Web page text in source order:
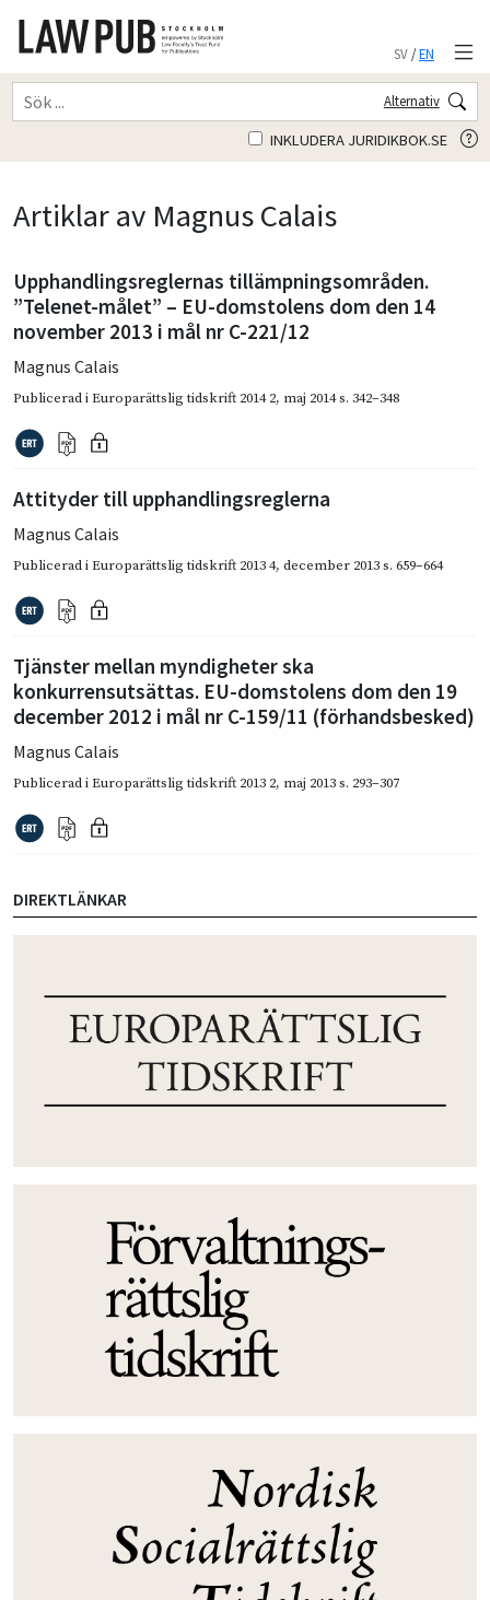
SV/EN
Alternativ
INKLUDERA JURIDIKBOK.SE
Artiklar av Magnus Calais
Upphandlingsreglernas tillämpningsområden.
”Telenet-målet” – EU-domstolens dom den 14
november 2013 i mål nr C-221/12
Magnus Calais
Publicerad iEuroparättslig tidskrift 2014 2, maj 2014s. 342–348
Attityder till upphandlingsreglerna
Magnus Calais
Publicerad iEuroparättslig tidskrift 2013 4, december 2013s. 659–664
Tjänster mellan myndigheter ska
konkurrensutsättas. EU-domstolens dom den 19
december 2012 i mål nr C-159/11 (förhandsbesked)
Magnus Calais
Publicerad iEuroparättslig tidskrift 2013 2, maj 2013s. 293–307
DIREKTLÄNKAR